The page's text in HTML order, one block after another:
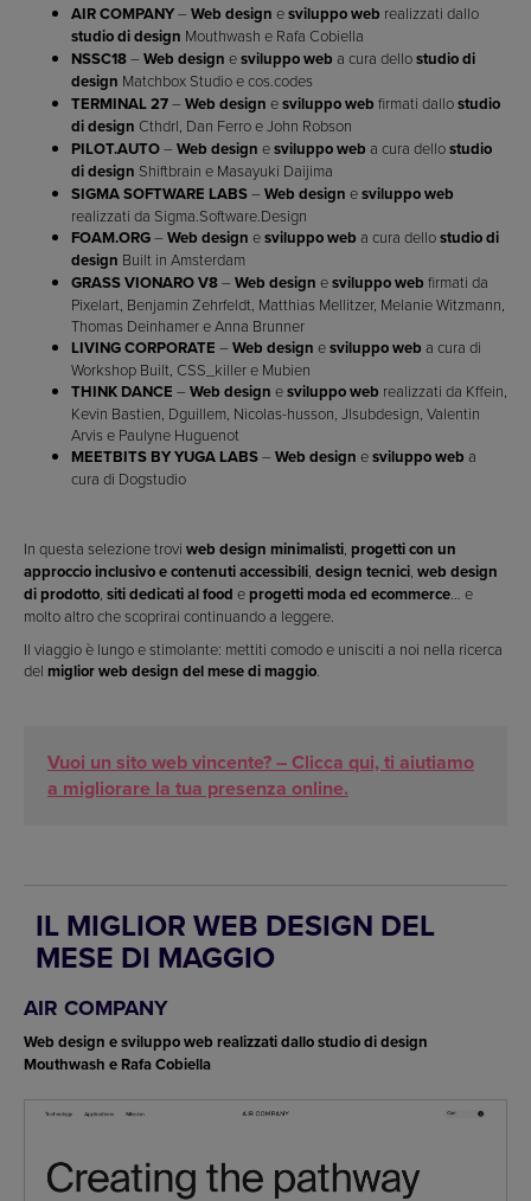
AIR COMPANY–Web design esviluppo web realizzati dallo
studio di design Mouthwash e Rafa Cobiella
NSSC18–Web design esviluppo web a cura dellostudio di
design Matchbox Studio e cos.codes
TERMINAL 27–Web design esviluppo web firmati dallostudio
di design Cthdrl, Dan Ferro e John Robson
PILOT.AUTO–Web design esviluppo web a cura dellostudio
di design Shiftbrain e Masayuki Daijima
SIGMA SOFTWARE LABS–Web design esviluppo web
realizzati da Sigma.Software.Design
FOAM.ORG–Web design esviluppo web a cura dellostudio di
design Built in Amsterdam
GRASS VIONARO V8–Web design esviluppo web firmati da
Pixelart, Benjamin Zehrfeldt, Matthias Mellitzer, Melanie Witzmann,
Thomas Deinhamer e Anna Brunner
LIVING CORPORATE –Web design esviluppo web a cura di
Workshop Built, CSS_killer e Mubien
THINK DANCE –Web design esviluppo web realizzati da Kffein,
Kevin Bastien, Dguillem, Nicolas-husson, Jlsubdesign, Valentin
Arvis e Paulyne Huguenot
MEETBITS BY YUGA LABS–Web design esviluppo web a
cura di Dogstudio
In questa selezione trovi web design minimalisti progetti con un
approccio inclusivo e contenuti accessibili design tecnici web design
di prodotto siti dedicati al food e progetti moda ed ecommerce … e
molto altro che scoprirai continuando a leggere.
Il viaggio è lungo e stimolante: mettiti comodo e unisciti a noi nella ricerca
del miglior web design del mese di maggio
Vuoi un sito web vincente? – Clicca qui, ti aiutiamo
a migliorare la tua presenza online.
IL MIGLIOR WEB DESIGN DEL
MESE DI MAGGIO
AIR COMPANY
Web design e sviluppo web realizzati dallo studio di design
Mouthwash e Rafa Cobiella